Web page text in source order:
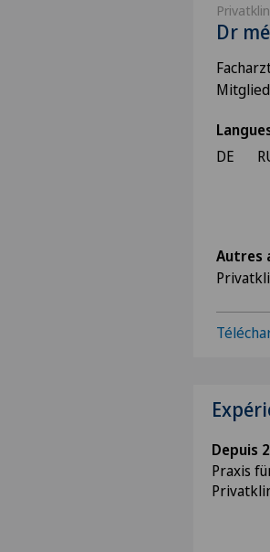
Dr
DE
Autres
Depuis
Praxis